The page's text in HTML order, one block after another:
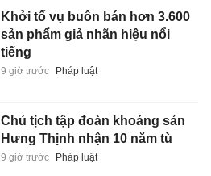
Khởi tố vụ buôn bán hơn 3.600
sản phẩm giả nhãn hiệu nổi
tiếng
9 giờ trước Pháp luật
Chủ tịch tập đoàn khoáng sản
Hưng Thịnh nhận 10 năm tù
9 giờ trước Pháp luật